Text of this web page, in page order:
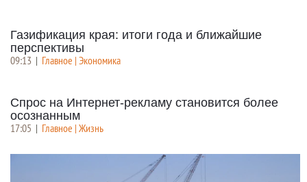
Газификация края: итоги года и ближайшие
перспективы
09:13 | Главное | Экономика
Спрос на Интернет-рекламу становится более
осознанным
17:05 | Главное | Жизнь